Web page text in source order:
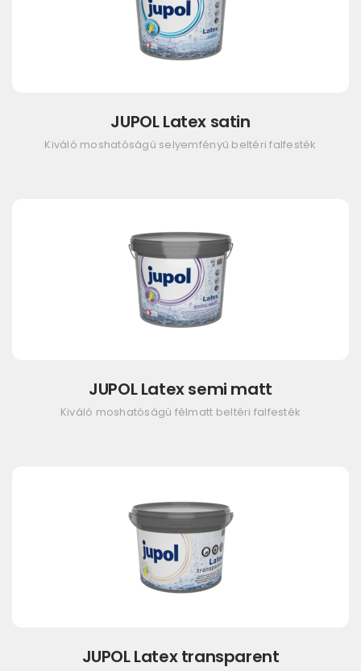
JUPOL Latex satin
Kiváló moshatóságú selyemfényű beltéri falfesték
JUPOL Latex semi matt
Kiváló moshatóságú félmatt beltéri falfesték
JUPOL Latex transparent